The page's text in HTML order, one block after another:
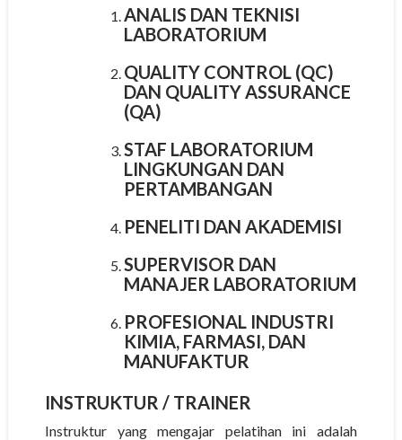
ANALIS DAN TEKNISI
LABORATORIUM
QUALITY CONTROL (QC)
DAN QUALITY ASSURANCE
(QA)
STAF LABORATORIUM
LINGKUNGAN DAN
PERTAMBANGAN
PENELITI DAN AKADEMISI
SUPERVISOR DAN
MANAJER LABORATORIUM
PROFESIONAL INDUSTRI
KIMIA, FARMASI, DAN
MANUFAKTUR
INSTRUKTUR / TRAINER
Instruktur yang mengajar pelatihan ini adalah